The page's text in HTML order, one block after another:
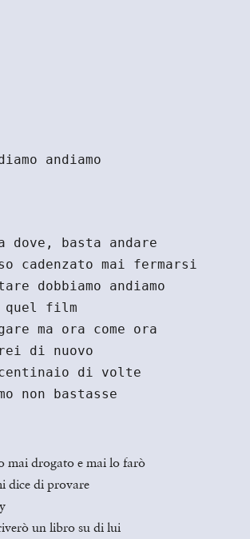
andiamo
dove, basta andare
cadenzato mai fermarsi
dobbiamo andiamo
quel film
ma ora come ora
di nuovo
di volte
non bastasse
mai drogato e mai lo farò
dice di provare
un libro su di lui